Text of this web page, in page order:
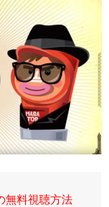
無料視聴方法